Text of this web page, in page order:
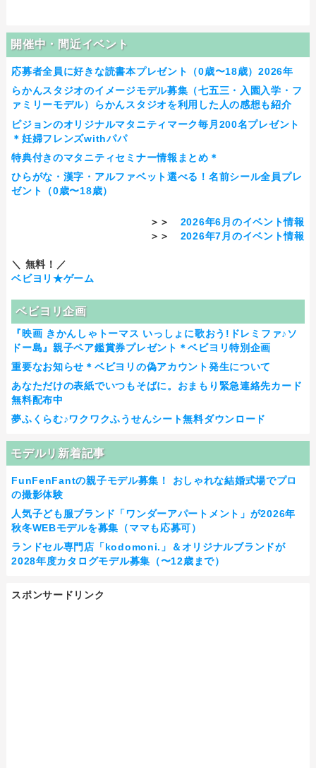
開催中・間近イベント
応募者全員に好きな読書本プレゼント（0歳〜18歳）2026年
らかんスタジオのイメージモデル募集（七五三・入園入学・フ
ァミリーモデル）らかんスタジオを利用した人の感想も紹介
ピジョンのオリジナルマタニティマーク毎月200名プレゼント
＊妊婦フレンズwithパパ
特典付きのマタニティセミナー情報まとめ＊
ひらがな・漢字・アルファベット選べる！名前シール全員プレ
ゼント（0歳〜18歳）
＞＞ 2026年6月のイベント情報
＞＞ 2026年7月のイベント情報
＼ 無料！／
ベビヨリ★ゲーム
ベビヨリ企画
『映画 きかんしゃトーマス いっしょに歌おう!ドレミファ♪ソ
ドー島』親子ペア鑑賞券プレゼント＊ベビヨリ特別企画
重要なお知らせ＊ベビヨリの偽アカウント発生について
あなただけの表紙でいつもそばに。おまもり緊急連絡先カード
無料配布中
夢ふくらむ♪ワクワクふうせんシート無料ダウンロード
モデルリ新着記事
FunFenFantの親子モデル募集！ おしゃれな結婚式場でプロ
の撮影体験
人気子ども服ブランド「ワンダーアパートメント」が2026年
秋冬WEBモデルを募集（ママも応募可）
ランドセル専門店「kodomoni.」＆オリジナルブランドが
2028年度カタログモデル募集（〜12歳まで）
スポンサードリンク